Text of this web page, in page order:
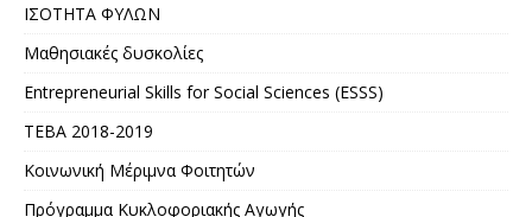
ΙΣΟΤΗΤΑ ΦΥΛΩΝ
Μαθησιακές δυσκολίες
Entrepreneurial Skills for Social Sciences (ESSS)
ΤΕΒΑ 2018-2019
Κοινωνική Μέριμνα Φοιτητών
Πρόγραμμα Κυκλοφοριακής Αγωγής